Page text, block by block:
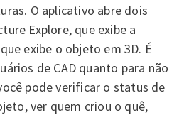
O aplicativo abre dois
Explore, que exibe a
exibe o objeto em 3D. É
de CAD quanto para não
pode verificar o status de
ver quem criou o quê,